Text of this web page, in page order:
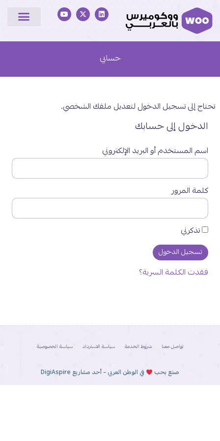
حسابي
تحتاج إلى تسجيل الدخول لتعديل ملفك الشخصي.
الدخول إلى حسابك
اسم المستخدم أو البريد الإلكتروني
كلمة المرور
تذكرني
فقدت الكلمة السرية؟
تواصل معنا شروط الخدمة سياسة الاسترداد سياسة الخصوصية
صنع بحب في الوطن العربي – أحد مشاريع DigiAspire